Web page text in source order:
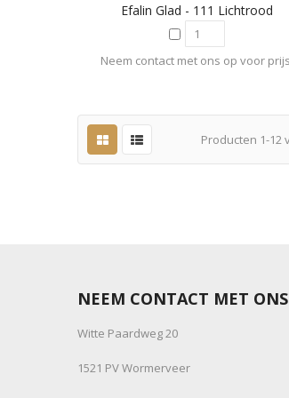
Efalin Glad - 111 Lichtrood
Neem contact met ons op voor
Producten 1-12
NEEM CONTACT MET
Witte Paardweg 20
1521 PV Wormerveer